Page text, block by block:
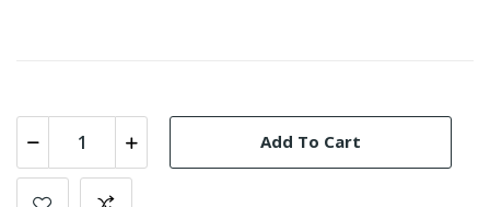
Add To Cart